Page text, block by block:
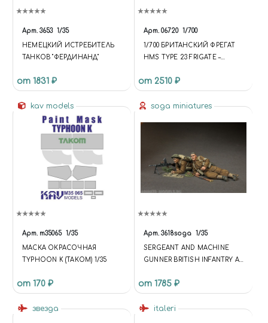
Арт. 3653 1/35
НЕМЕЦКИЙ ИСТРЕБИТЕЛЬ
ТАНКОВ "ФЕРДИНАНД"
от 1831 ₽
Арт. 06720 1/700
1/700 БРИТАНСКИЙ ФРЕГАТ
HMS TYPE 23 FRIGATE –
от 2510 ₽
kav models
Арт. m35065 1/35
МАСКА ОКРАСОЧНАЯ
TYPHOON K (ТАКОМ) 1/35
от 170 ₽
soga miniatures
Арт. 3618soga 1/35
SERGEANT AND MACHINE
GUNNER BRITISH INFANTRY AT
от 1785 ₽
звезда italeri